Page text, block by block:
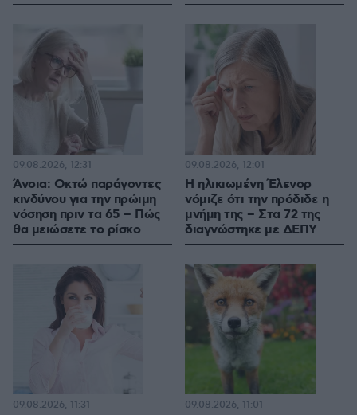
Άνοια: Οκτώ παράγοντες
κινδύνου για την πρώιμη
νόσηση πριν τα 65 – Πώς
θα μειώσετε το ρίσκο
09.08.2026, 12:31
Η ηλικιωμένη Έλενορ
νόμιζε ότι την πρόδιδε η
μνήμη της – Στα 72 της
διαγνώστηκε με ΔΕΠΥ
09.08.2026, 12:01
09.08.2026, 11:31 09.08.2026, 11:01